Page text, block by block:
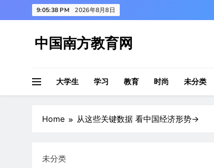
to
9:05:39 PM 2026年8月8日
中国南方教育网
大学生 学习 教育 时尚 未分类
Home 从这些关键数据 看中国经济形势→
未分类